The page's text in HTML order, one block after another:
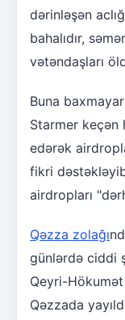
dərinləşən
bahalıdır,
vətəndaşları
Buna
Starmer keçən
edərək
fikri
airdropları
Qəzza zolağı
günlərdə ciddi
Qeyri-Hökumət
Qəzzada